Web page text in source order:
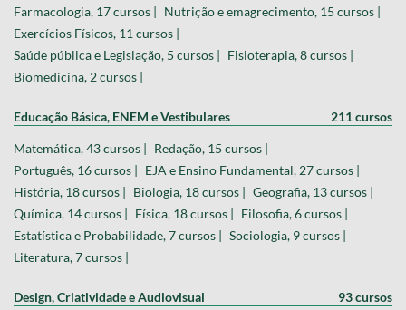
Farmacologia, 17 cursos | Nutrição e emagrecimento, 15 cursos |
Exercícios Físicos, 11 cursos |
Saúde pública e Legislação, 5 cursos | Fisioterapia, 8 cursos |
Biomedicina, 2 cursos |
Educação Básica, ENEM e Vestibulares 211 cursos
Matemática, 43 cursos | Redação, 15 cursos |
Português, 16 cursos | EJA e Ensino Fundamental, 27 cursos |
História, 18 cursos | Biologia, 18 cursos | Geografia, 13 cursos |
Química, 14 cursos | Física, 18 cursos | Filosofia, 6 cursos |
Estatística e Probabilidade, 7 cursos | Sociologia, 9 cursos |
Literatura, 7 cursos |
Design, Criatividade e Audiovisual 93 cursos